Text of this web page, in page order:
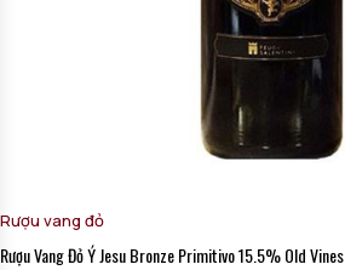
Rượu vang đỏ
Rượu Vang Đỏ Ý Jesu Bronze Primitivo 15.5% Old Vines